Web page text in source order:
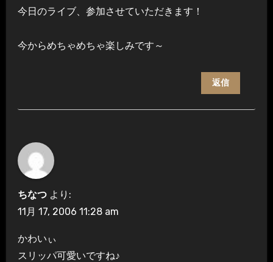
今日のライブ、参加させていただきます！
今からめちゃめちゃ楽しみです～
返信
ちなつ より:
11月 17, 2006 11:28 am
かわいぃ
スリッパ可愛いですね♪